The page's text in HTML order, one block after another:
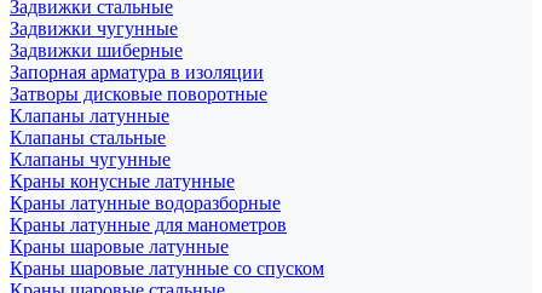
Задвижки стальные
Задвижки чугунные
Задвижки шиберные
Запорная арматура в изоляции
Затворы дисковые поворотные
Клапаны латунные
Клапаны стальные
Клапаны чугунные
Краны конусные латунные
Краны латунные водоразборные
Краны латунные для манометров
Краны шаровые латунные
Краны шаровые латунные со спуском